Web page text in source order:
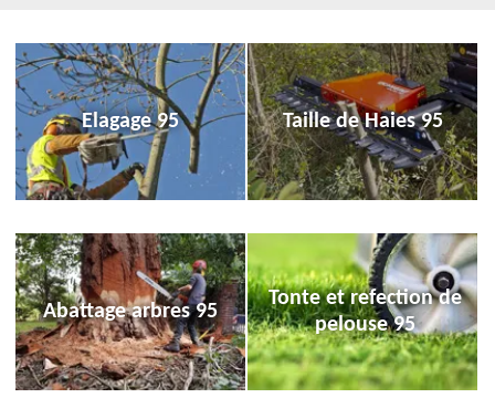
Elagage 95 Taille de Haies 95
Abattage arbres 95
Tonte et refection de
pelouse 95